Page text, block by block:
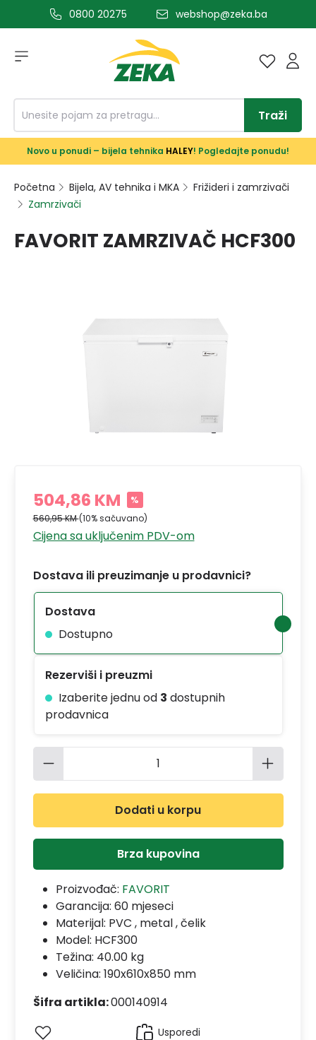
glavni sadržaj0800 20275 webshop@zeka.ba
Traži
Novo u ponudi – bijela tehnika HALEY! Pogledajte ponudu!
Početna Bijela, AV tehnika i MKA
Frižideri i zamrzivači
Zamrzivači
FAVORIT ZAMRZIVAČ HCF300
504,86 KM %
560,95 KM(10% sačuvano)
Cijena sa uključenim PDV-om
Dostava ili preuzimanje u prodavnici?
Dostava
Dostupno
Rezerviši i preuzmi
Izaberite jednu od 3 dostupnih
prodavnica
Količina proizvoda: Unesite
Dodati u korpu
Brza kupovina
Proizvođač: FAVORIT
Garancija: 60 mjeseci
Materijal: PVC , metal , čelik
Model: HCF300
Težina: 40.00 kg
Veličina: 190x610x850 mm
Šifra artikla:000140914
Usporedi